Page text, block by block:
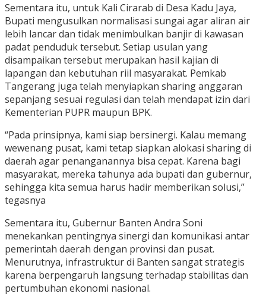
Sementara itu, untuk Kali Cirarab di Desa Kadu Jaya,
Bupati mengusulkan normalisasi sungai agar aliran air
lebih lancar dan tidak menimbulkan banjir di kawasan
padat penduduk tersebut. Setiap usulan yang
disampaikan tersebut merupakan hasil kajian di
lapangan dan kebutuhan riil masyarakat. Pemkab
Tangerang juga telah menyiapkan sharing anggaran
sepanjang sesuai regulasi dan telah mendapat izin dari
Kementerian PUPR maupun BPK.
“Pada prinsipnya, kami siap bersinergi. Kalau memang
wewenang pusat, kami tetap siapkan alokasi sharing di
daerah agar penanganannya bisa cepat. Karena bagi
masyarakat, mereka tahunya ada bupati dan gubernur,
sehingga kita semua harus hadir memberikan solusi,”
tegasnya
Sementara itu, Gubernur Banten Andra Soni
menekankan pentingnya sinergi dan komunikasi antar
pemerintah daerah dengan provinsi dan pusat.
Menurutnya, infrastruktur di Banten sangat strategis
karena berpengaruh langsung terhadap stabilitas dan
pertumbuhan ekonomi nasional.